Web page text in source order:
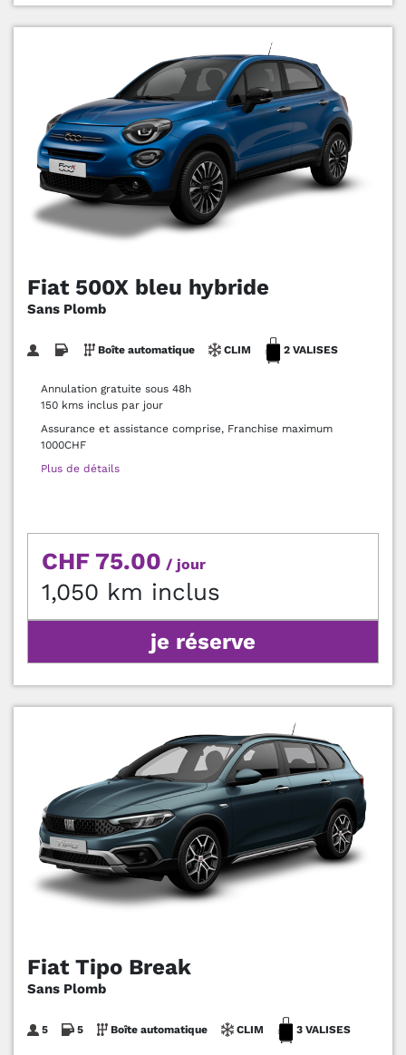
Fiat 500X bleu hybride
Sans Plomb
Boîte automatique CLIM 2 VALISES
Annulation gratuite sous 48h
150 kms inclus par jour
Assurance et assistance comprise, Franchise maximum
1000CHF
Plus de détails
CHF 75.00 / jour
1,050 km inclus
je réserve
Fiat Tipo Break
Sans Plomb
5 5 Boîte automatique CLIM 3 VALISES